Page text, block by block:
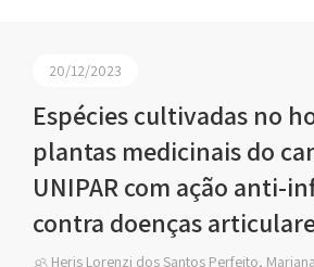
20/12/2023
Espécies cultivadas no
plantas medicinais do
UNIPAR com ação anti-
contra doenças
Heris Lorenzi dos Santos Perfeito,